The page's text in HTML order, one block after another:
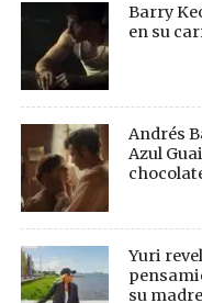
Barry
en su
Andrés
Azul
Yuri
su madre